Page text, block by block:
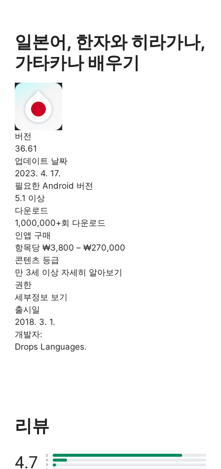
일본어, 한자와 히라가나,
가타카나 배우기
버전
36.61
업데이트 날짜
2023. 4. 17.
필요한 Android 버전
5.1 이상
다운로드
1,000,000+회 다운로드
인앱 구매
항목당 ₩3,800 – ₩270,000
콘텐츠 등급
만 3세 이상 자세히 알아보기
권한
세부정보 보기
출시일
2018. 3. 1.
개발자:
Drops Languages.
리뷰